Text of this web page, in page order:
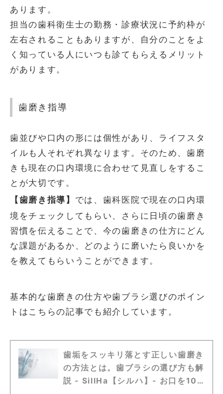
あります。
担当の歯科衛生士の勤務・診療状況に予約枠が
左右されることもありますが、自分のことをよ
く知っている人にいつも診てもらえるメリット
があります。
歯磨き指導
歯並びや口内の形には個性があり、ライフスタ
イルも人それぞれ異なります。そのため、歯磨
きも現在の口内環境に合わせて見直しをするこ
とが大切です。
【歯磨き指導】 では、歯科医院で現在の口内環
境をチェックしてもらい、さらに日頃の歯磨き
習慣を伝えることで、今の歯磨きの仕方にどん
な課題があるか、どのように磨いたら良いかを
を教えてもらいうことができます。
基本的な歯磨きの仕方や歯ブラシ選びのポイン
トはこちらの記事でも紹介しています。
歯垢をスッキリ落とす正しい歯磨き
の方法とは。歯ブラシの選び方も解
説 - SillHa【シルハ】- お口を10